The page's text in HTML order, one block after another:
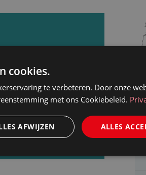
van het nieuws
vacatures. Meld u
cookies.
te verbeteren. Door onze
met ons Cookiebeleid.
ALLES
AFWIJZEN